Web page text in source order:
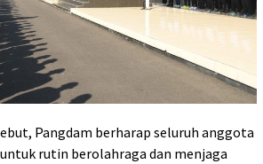
Pangdam berharap seluruh anggota
rutin berolahraga dan menjaga